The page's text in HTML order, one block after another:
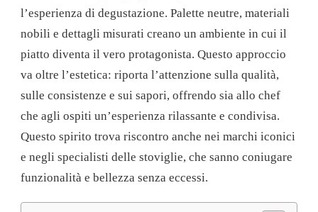
ELEGANTE
NEL
l’esperienza di degustazione. Palette neutre, materiali
nobili e dettagli misurati creano un ambiente in cui il
piatto diventa il vero protagonista. Questo approccio
va oltre l’estetica: riporta l’attenzione sulla qualità,
sulle consistenze e sui sapori, offrendo sia allo chef
che agli ospiti un’esperienza rilassante e condivisa.
Questo spirito trova riscontro anche nei marchi iconici
e negli specialisti delle stoviglie, che sanno coniugare
funzionalità e bellezza senza eccessi.